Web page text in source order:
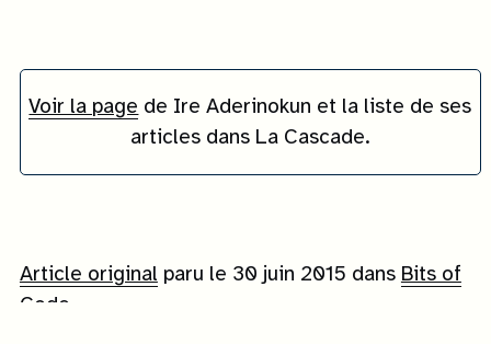
Voir la page de Ire Aderinokun et la liste de ses
articles dans La Cascade.
Article original paru le 30 juin 2015 dans Bits of
Code